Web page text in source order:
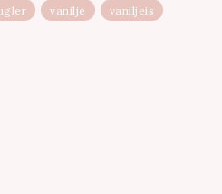
vanilje vaniljeis